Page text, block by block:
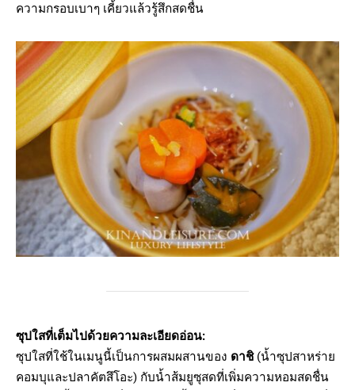
ความกรอบเบาๆ เคี้ยวแล้วรู้สึกสดชื่น
ซุปใสที่เต็มไปด้วยความละเอียดอ่อน:
ซุปใสที่ใช้ในเมนูนี้เป็นการผสมผสานของ ดาชิ(น้ำซุปสาหร่าย
คอมบุและปลาคัตสึโอะ) กับน้ำส้มยูซุสดที่เพิ่มความหอมสดชื่น